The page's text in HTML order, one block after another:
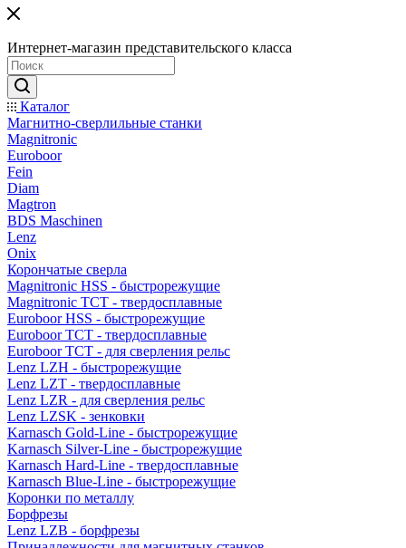
Интернет-магазин представительского класса
Каталог
Магнитно-сверлильные станки
Magnitronic
Euroboor
Fein
Diam
Magtron
BDS Maschinen
Lenz
Onix
Корончатые сверла
Magnitronic HSS - быстрорежущие
Magnitronic TCT - твердосплавные
Euroboor HSS - быстрорежущие
Euroboor TCT - твердосплавные
Euroboor TCT - для сверления рельс
Lenz LZH - быстрорежущие
Lenz LZT - твердосплавные
Lenz LZR - для сверления рельс
Lenz LZSK - зенковки
Karnasch Gold-Line - быстрорежущие
Karnasch Silver-Line - быстрорежущие
Karnasch Hard-Line - твердосплавные
Karnasch Blue-Line - быстрорежущие
Коронки по металлу
Борфрезы
Lenz LZB - борфрезы